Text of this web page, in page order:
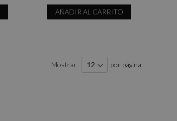
AÑADIR AL CARRITO
Mostrar por página